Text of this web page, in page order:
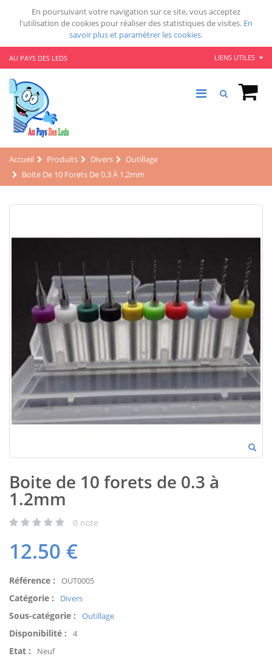
En poursuivant votre navigation sur ce site, vous acceptez
l'utilisation de cookies pour réaliser des statistiques de visites. En
savoir plus et paramétrer les cookies.
AU PAYS DES LEDS LIENS UTILES
Accueil Produits Divers
Outillage
Boite De 10 Forets De 0.3 À 1.2mm
Boite de 10 forets de 0.3 à
1.2mm
0 note
12.50 €
Référence : OUT0005
Catégorie : Divers
Sous-catégorie : Outillage
Disponibilité : 4
Etat : Neuf